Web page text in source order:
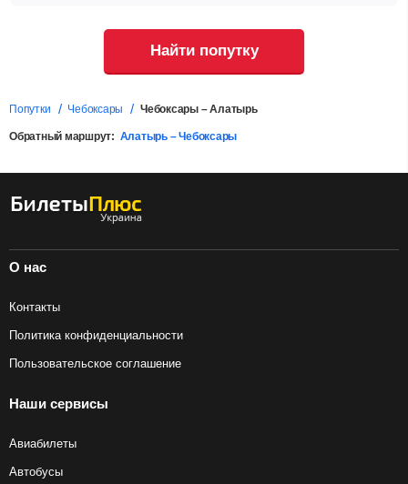
Найти попутку
Попутки Чебоксары Чебоксары – Алатырь
Обратный маршрут: Алатырь – Чебоксары
О нас
Контакты
Политика конфиденциальности
Пользовательское соглашение
Наши сервисы
Авиабилеты
Автобусы